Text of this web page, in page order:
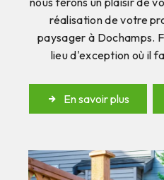
réalisation de votre
paysager à Dochamps.
lieu d'exception où il
En savoir plus